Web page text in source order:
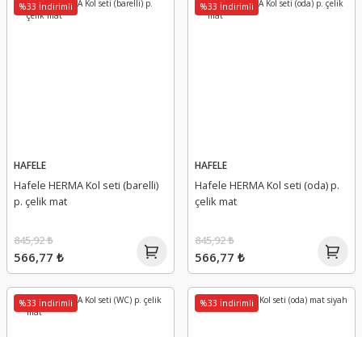
%33 İndirimli
HAFELE
Hafele HERMA Kol seti (barelli)
p. çelik mat
566,77 ₺
845,92 ₺
%33 İndirimli
HAFELE
Hafele HERMA Kol seti (oda) p.
çelik mat
566,77 ₺
845,92 ₺
%33 İndirimli %33 İndirimli